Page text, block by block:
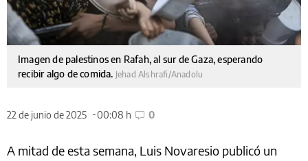
Imagen de palestinos en Rafah, al sur de Gaza, esperando
recibir algo de comida. Jehad Alshrafi/Anadolu
22 de junio de 2025 00:08 h 0
A mitad de esta semana, Luis Novaresio publicó un